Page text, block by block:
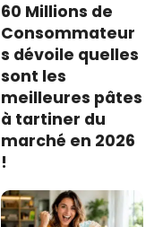
60 Millions de
Consommateur
s dévoile quelles
sont les
meilleures pâtes
à tartiner du
marché en 2026
!